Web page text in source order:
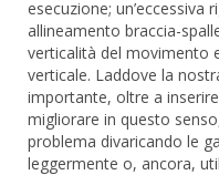
esecuzione;
allineamento braccia-
verticalità del movimento
verticale. Laddove la
importante, oltre a
migliorare in questo
problema divaricando le
leggermente o, ancora,